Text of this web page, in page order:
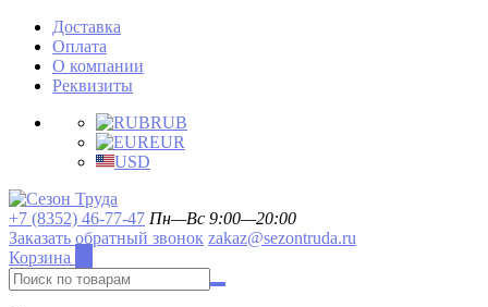
Доставка
Оплата
О компании
Реквизиты
RUB
EUR
USD
+7 (8352) 46-77-47 Пн—Вс 9:00—20:00
Заказать обратный звонок zakaz@sezontruda.ru
Корзина